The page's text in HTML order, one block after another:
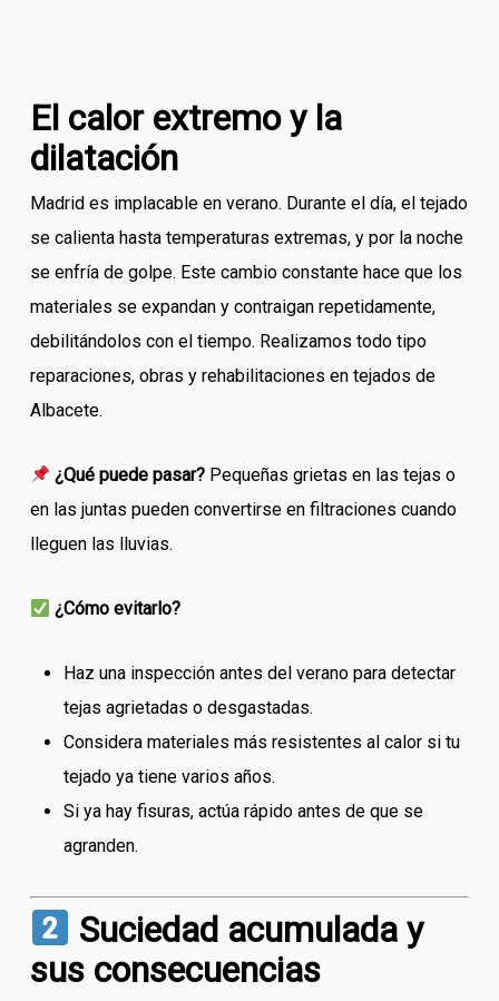
El calor extremo y la
dilatación
Madrid es implacable en verano. Durante el día, el tejado
se calienta hasta temperaturas extremas, y por la noche
se enfría de golpe. Este cambio constante hace que los
materiales se expandan y contraigan repetidamente,
debilitándolos con el tiempo. Realizamos todo tipo
reparaciones, obras y rehabilitaciones en tejados de
Albacete.
¿Qué puede pasar? Pequeñas grietas en las tejas o
en las juntas pueden convertirse en filtraciones cuando
lleguen las lluvias.
¿Cómo evitarlo?
Haz una inspección antes del verano para detectar
tejas agrietadas o desgastadas.
Considera materiales más resistentes al calor si tu
tejado ya tiene varios años.
Si ya hay fisuras, actúa rápido antes de que se
agranden.
Suciedad acumulada y
sus consecuencias